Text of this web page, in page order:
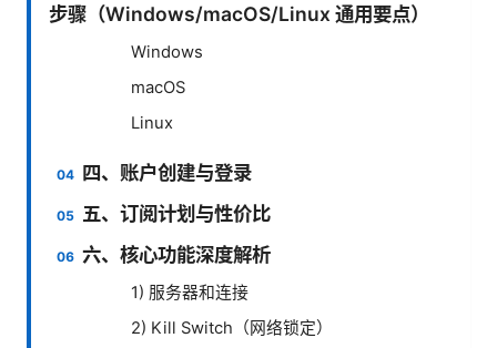
步骤（Windows/macOS/Linux 通用要点）
Windows
macOS
Linux
四、账户创建与登录
五、订阅计划与性价比
六、核心功能深度解析
1) 服务器和连接
2) Kill Switch（网络锁定）